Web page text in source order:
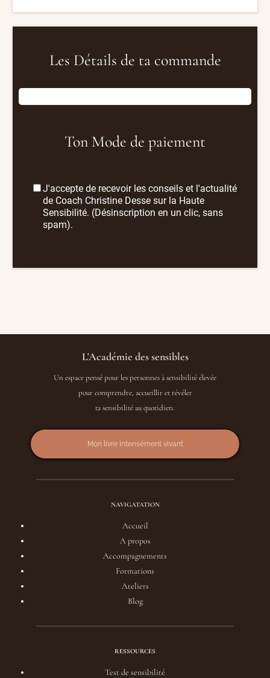
Les Détails de ta commande
Ton Mode de paiement
J'accepte de recevoir les conseils et l'actualité
de Coach Christine Desse sur la Haute
Sensibilité. (Désinscription en un clic, sans
spam).
L'Académie des sensibles
Un espace pensé pour les personnes à sensibilité élevée
pour comprendre, accueillir et révéler
ta sensibilité au quotidien.
Mon livre Intensément vivant
NAVIGATATION
Accueil
A propos
Accompagnements
Formations
Ateliers
Blog
RESSOURCES
Test de sensibilité